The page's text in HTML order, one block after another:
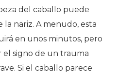
del caballo puede
la nariz. A menudo, esta
en unos minutos, pero
signo de un trauma
Si el caballo parece